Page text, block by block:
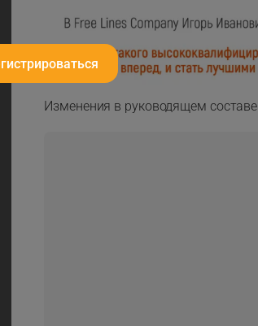
Изменения в руководящем составе